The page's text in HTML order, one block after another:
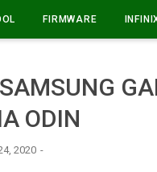
FIRMWARE
ODIN
2020